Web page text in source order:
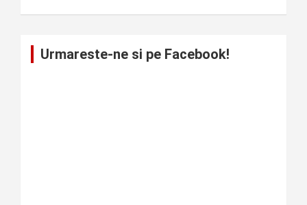
Urmareste-ne si pe Facebook!